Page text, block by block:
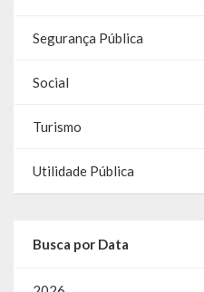
Gestão Educação – Educar Web
Webmail
Segurança Pública
Social
Turismo
Utilidade Pública
Busca por Data